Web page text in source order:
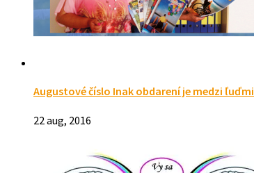
Augustové číslo Inak obdarení je medzi ľuďmi
22 aug, 2016